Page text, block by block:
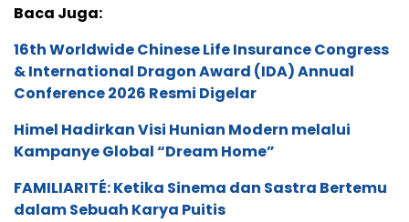
Baca Juga:
16th Worldwide Chinese Life Insurance Congress
& International Dragon Award (IDA) Annual
Conference 2026 Resmi Digelar
Himel Hadirkan Visi Hunian Modern melalui
Kampanye Global “Dream Home”
FAMILIARITÉ: Ketika Sinema dan Sastra Bertemu
dalam Sebuah Karya Puitis